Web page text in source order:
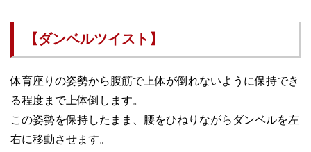
【ダンベルツイスト】
体育座りの姿勢から腹筋で上体が倒れないように保持でき
る程度まで上体倒します。
この姿勢を保持したまま、腰をひねりながらダンベルを左
右に移動させます。